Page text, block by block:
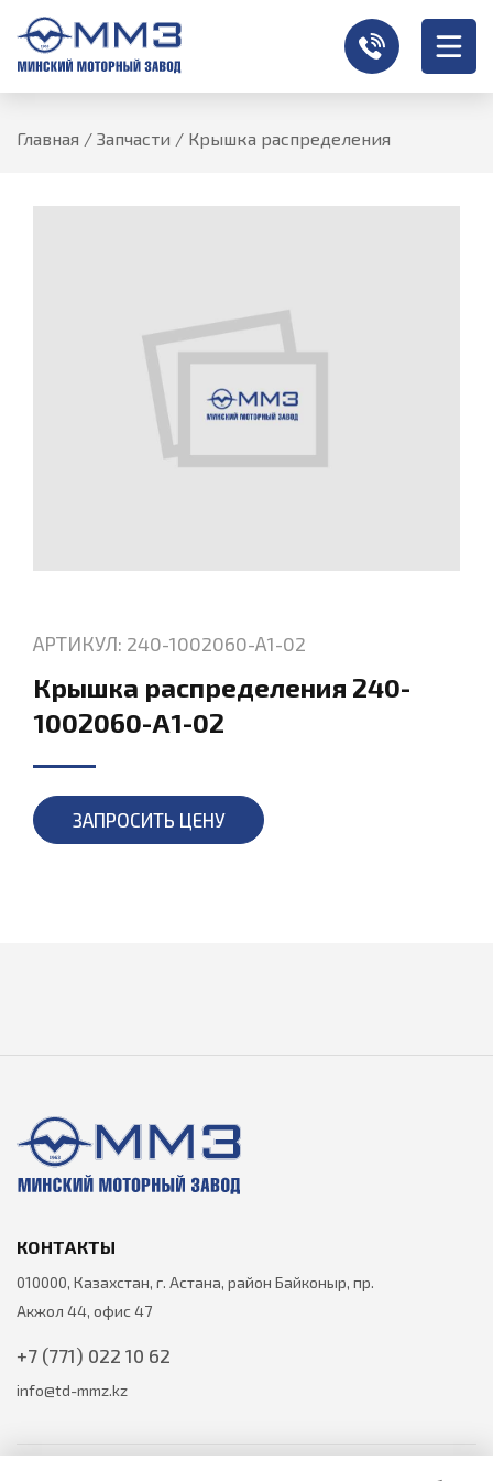
Главная / Запчасти / Крышка распределения
АРТИКУЛ: 240-1002060-А1-02
Крышка распределения 240-
1002060-А1-02
ЗАПРОСИТЬ ЦЕНУ
КОНТАКТЫ
010000, Казахстан, г. Астана, район Байконыр, пр.
Акжол 44, офис 47
+7 (771) 022 10 62
info@td-mmz.kz